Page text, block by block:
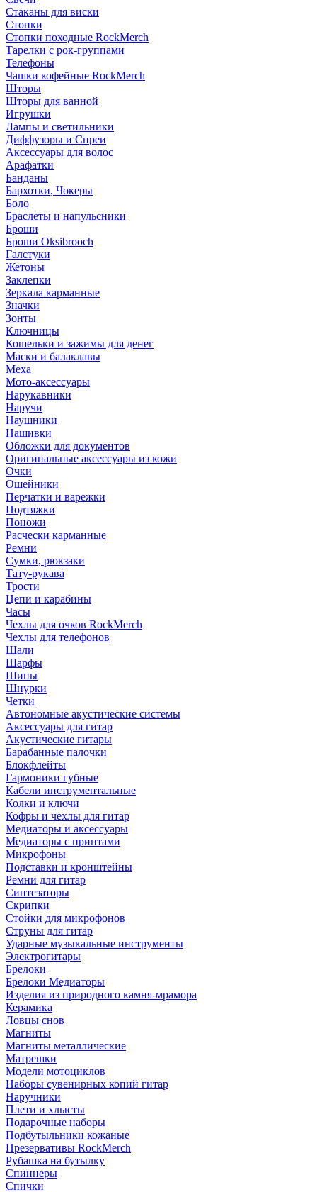
Стаканы для виски
Стопки
Стопки походные RockMerch
Тарелки с рок-группами
Телефоны
Чашки кофейные RockMerch
Шторы
Шторы для ванной
Игрушки
Лампы и светильники
Диффузоры и Спреи
Аксессуары для волос
Арафатки
Банданы
Бархотки, Чокеры
Боло
Браслеты и напульсники
Броши
Броши Oksibrooch
Галстуки
Жетоны
Заклепки
Зеркала карманные
Значки
Зонты
Ключницы
Кошельки и зажимы для денег
Маски и балаклавы
Меха
Мото-аксессуары
Нарукавники
Наручи
Наушники
Нашивки
Обложки для документов
Оригинальные аксессуары из кожи
Очки
Ошейники
Перчатки и варежки
Подтяжки
Поножи
Расчески карманные
Ремни
Сумки, рюкзаки
Тату-рукава
Трости
Цепи и карабины
Часы
Чехлы для очков RockMerch
Чехлы для телефонов
Шали
Шарфы
Шипы
Шнурки
Четки
Автономные акустические системы
Аксессуары для гитар
Акустические гитары
Барабанные палочки
Блокфлейты
Гармоники губные
Кабели инструментальные
Колки и ключи
Кофры и чехлы для гитар
Медиаторы и аксессуары
Медиаторы с принтами
Микрофоны
Подставки и кронштейны
Ремни для гитар
Синтезаторы
Скрипки
Стойки для микрофонов
Струны для гитар
Ударные музыкальные инструменты
Электрогитары
Брелоки
Брелоки Медиаторы
Изделия из природного камня-мрамора
Керамика
Ловцы снов
Магниты
Магниты металлические
Матрешки
Модели мотоциклов
Наборы сувенирных копий гитар
Наручники
Плети и хлысты
Подарочные наборы
Подбутыльники кожаные
Презервативы RockMerch
Рубашка на бутылку
Спиннеры
Спички